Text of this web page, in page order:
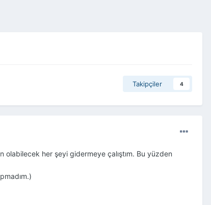
Takipçiler 4
olabilecek her şeyi gidermeye çalıştım. Bu yüzden